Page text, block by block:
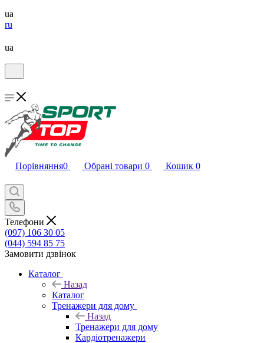
ua
ru
ua
Порівняння0 Обрані товари 0 Кошик 0
Телефони
(097) 106 30 05
(044) 594 85 75
Замовити дзвінок
Каталог
Назад
Каталог
Тренажери для дому
Назад
Тренажери для дому
Кардіотренажери